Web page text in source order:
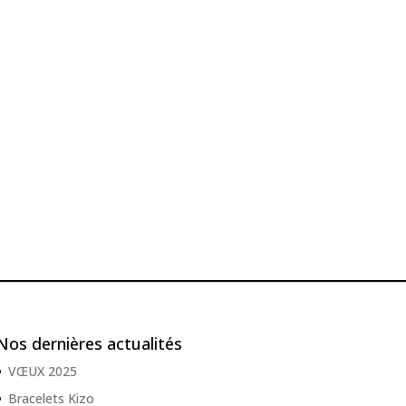
dernières actualités
VŒUX 2025
Bracelets Kizo